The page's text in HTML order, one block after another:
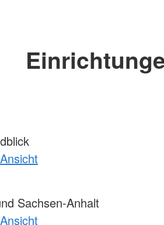
Sachsen-Anhalt